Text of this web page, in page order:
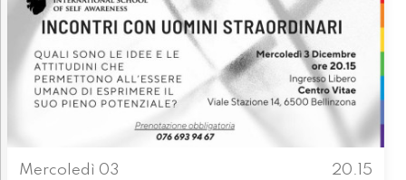
Mercoledì 03
20.15